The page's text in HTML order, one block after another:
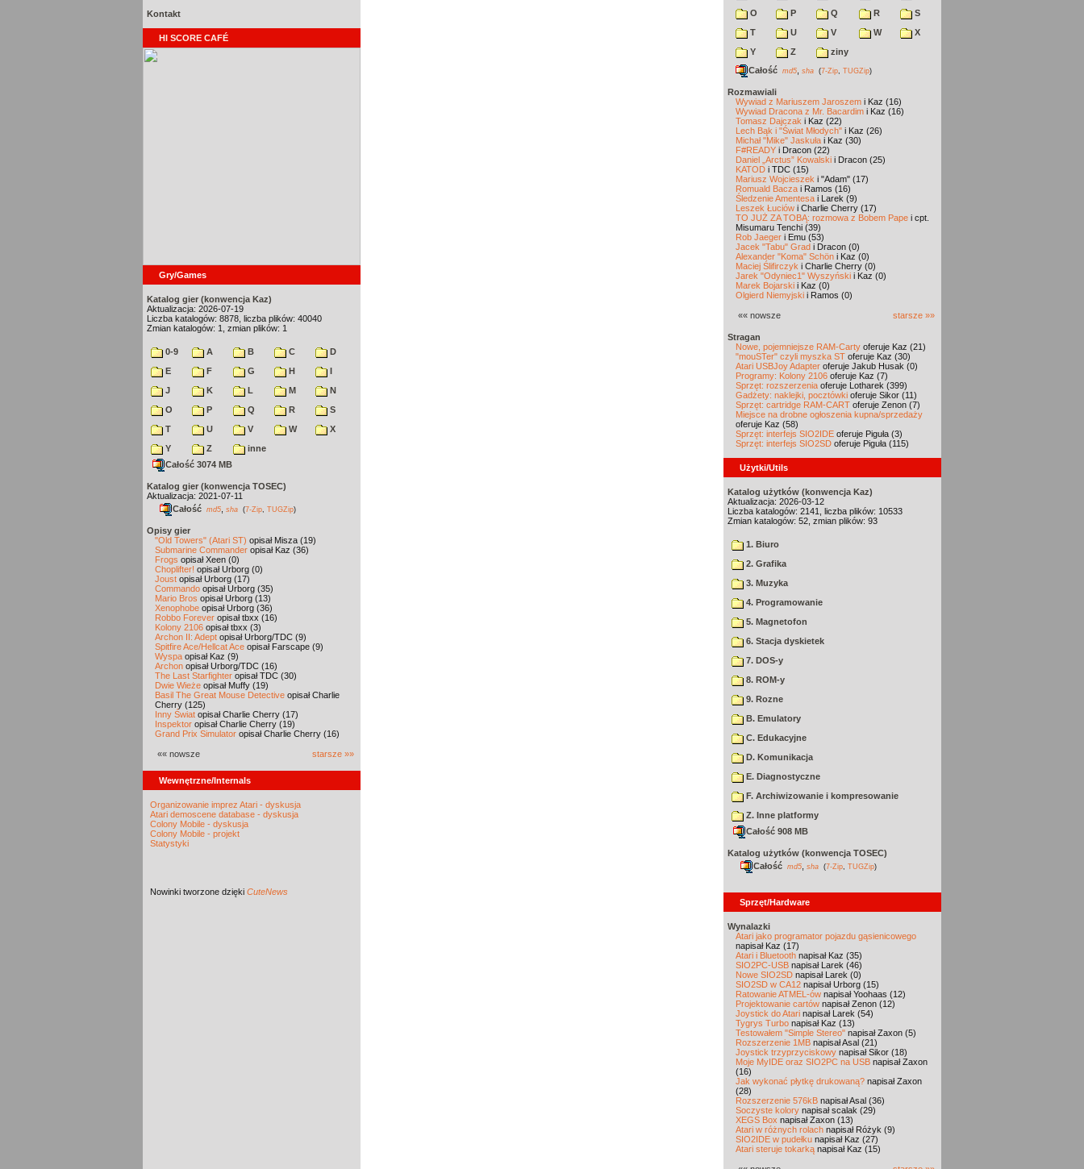
Kontakt
HI SCORE CAFÉ
Gry/Games
Katalog gier (konwencja Kaz)
Aktualizacja: 2026-07-19
Liczba katalogów: 8878, liczba plików: 40040
Zmian katalogów: 1, zmian plików: 1
0-9 A B C
D
E
F G H
I
J
K L M
N
O
P Q R
S
T
U V W
X
Y
Z
inne
Całość 3074 MB
Katalog gier (konwencja TOSEC)
Aktualizacja: 2021-07-11
Całość md5 sha (7-Zip TUGZip)
Opisy gier
"Old Towers" (Atari ST) opisał Misza (19)
Submarine Commander opisał Kaz (36)
Frogs opisał Xeen (0)
Choplifter! opisał Urborg (0)
Joust opisał Urborg (17)
Commando opisał Urborg (35)
Mario Bros opisał Urborg (13)
Xenophobe opisał Urborg (36)
Robbo Forever opisał tbxx (16)
Kolony 2106 opisał tbxx (3)
Archon II: Adept opisał Urborg/TDC (9)
Spitfire Ace/Hellcat Ace opisał Farscape (9)
Wyspa opisał Kaz (9)
Archon opisał Urborg/TDC (16)
The Last Starfighter opisał TDC (30)
Dwie Wieże opisał Muffy (19)
Basil The Great Mouse Detective opisał Charlie
Cherry (125)
Inny Świat opisał Charlie Cherry (17)
Inspektor opisał Charlie Cherry (19)
Grand Prix Simulator opisał Charlie Cherry (16)
«« nowsze starsze »»
Wewnętrzne/Internals
Organizowanie imprez Atari - dyskusja
Atari demoscene database - dyskusja
Colony Mobile - dyskusja
Colony Mobile - projekt
Statystyki
Nowinki tworzone dzięki CuteNews
O
P Q R
S
T
U V W
X
Y
Z
ziny
Całość md5 sha (7-Zip TUGZip)
Rozmawiali
Wywiad z Mariuszem Jaroszem i Kaz (16)
Wywiad Dracona z Mr. Bacardim i Kaz (16)
Tomasz Dajczak i Kaz (22)
Lech Bąk i "Świat Młodych" i Kaz (26)
Michał "Mike" Jaskuła i Kaz (30)
F#READY i Dracon (22)
Daniel „Arctus” Kowalski i Dracon (25)
KATOD i TDC (15)
Mariusz Wojcieszek i "Adam" (17)
Romuald Bacza i Ramos (16)
Śledzenie Amentesa i Larek (9)
Leszek Łuciów i Charlie Cherry (17)
TO JUŻ ZA TOBĄ: rozmowa z Bobem Pape i cpt.
Misumaru Tenchi (39)
Rob Jaeger i Emu (53)
Jacek "Tabu" Grad i Dracon (0)
Alexander "Koma" Schön i Kaz (0)
Maciej Ślifirczyk i Charlie Cherry (0)
Jarek "Odyniec1" Wyszyński i Kaz (0)
Marek Bojarski i Kaz (0)
Olgierd Niemyjski i Ramos (0)
«« nowsze starsze »»
Stragan
Nowe, pojemniejsze RAM-Carty oferuje Kaz (21)
"mouSTer" czyli myszka ST oferuje Kaz (30)
Atari USBJoy Adapter oferuje Jakub Husak (0)
Programy: Kolony 2106 oferuje Kaz (7)
Sprzęt: rozszerzenia oferuje Lotharek (399)
Gadżety: naklejki, pocztówki oferuje Sikor (11)
Sprzęt: cartridge RAM-CART oferuje Zenon (7)
Miejsce na drobne ogłoszenia kupna/sprzedaży
oferuje Kaz (58)
Sprzęt: interfejs SIO2IDE oferuje Piguła (3)
Sprzęt: interfejs SIO2SD oferuje Piguła (115)
Użytki/Utils
Katalog użytków (konwencja Kaz)
Aktualizacja: 2026-03-12
Liczba katalogów: 2141, liczba plików: 10533
Zmian katalogów: 52, zmian plików: 93
1. Biuro
2. Grafika
3. Muzyka
4. Programowanie
5. Magnetofon
6. Stacja dyskietek
7. DOS-y
8. ROM-y
9. Rozne
B. Emulatory
C. Edukacyjne
D. Komunikacja
E. Diagnostyczne
F. Archiwizowanie i kompresowanie
Z. Inne platformy
Całość 908 MB
Katalog użytków (konwencja TOSEC)
Całość md5 sha (7-Zip TUGZip)
Sprzęt/Hardware
Wynalazki
Atari jako programator pojazdu gąsienicowego
napisał Kaz (17)
Atari i Bluetooth napisał Kaz (35)
SIO2PC-USB napisał Larek (46)
Nowe SIO2SD napisał Larek (0)
SIO2SD w CA12 napisał Urborg (15)
Ratowanie ATMEL-ów napisał Yoohaas (12)
Projektowanie cartów napisał Zenon (12)
Joystick do Atari napisał Larek (54)
Tygrys Turbo napisał Kaz (13)
Testowałem "Simple Stereo" napisał Zaxon (5)
Rozszerzenie 1MB napisał Asal (21)
Joystick trzyprzyciskowy napisał Sikor (18)
Moje MyIDE oraz SIO2PC na USB napisał Zaxon
(16)
Jak wykonać płytkę drukowaną? napisał Zaxon
(28)
Rozszerzenie 576kB napisał Asal (36)
Soczyste kolory napisał scalak (29)
XEGS Box napisał Zaxon (13)
Atari w różnych rolach napisał Różyk (9)
SIO2IDE w pudełku napisał Kaz (27)
Atari steruje tokarką napisał Kaz (15)